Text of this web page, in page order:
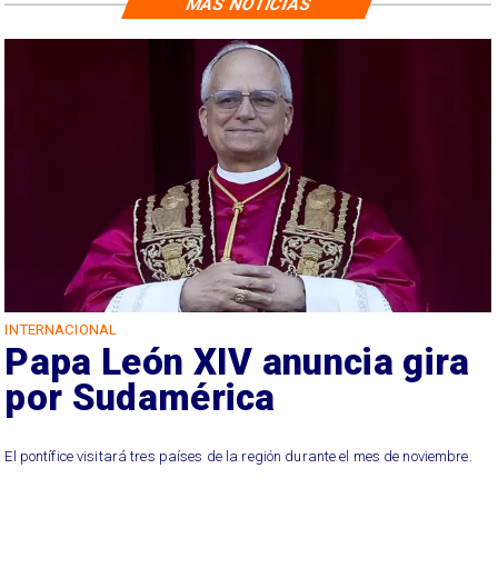
INTERNACIONAL
Papa León XIV anuncia gira
por Sudamérica
El pontífice visitará tres países de la región durante el mes de noviembre.
MÁS NOTICIAS